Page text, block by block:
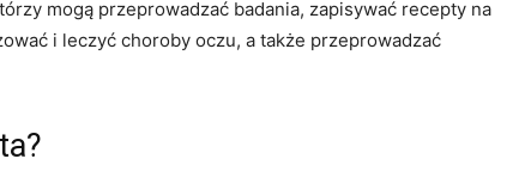
mogą przeprowadzać badania, zapisywać recepty na
i leczyć choroby oczu, a także przeprowadzać